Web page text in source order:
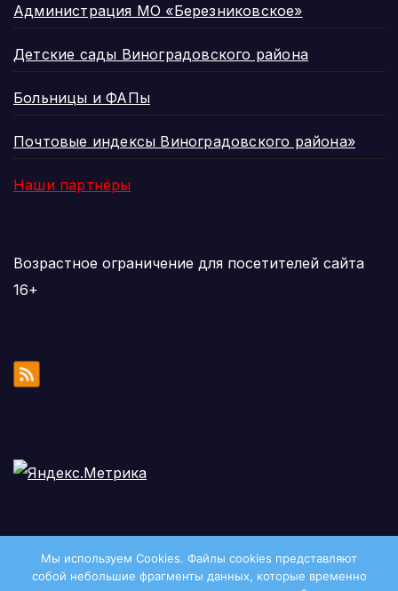
Администрация МО «Березниковское»
Детские сады Виноградовского района
Больницы и ФАПы
Почтовые индексы Виноградовского района»
Наши партнёры
Возрастное ограничение для посетителей сайта
16+
Мы используем Cookies. Файлы сookies представляют
собой небольшие фрагменты данных, которые временно